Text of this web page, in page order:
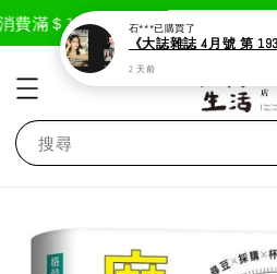
滿＄1800免運費 現在去購物！
搜尋
石***已購買了
2 天前